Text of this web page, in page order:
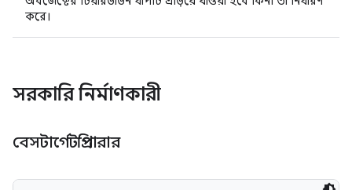
করে।
সরকারি নির্মাণকারী
বেসটার্গেটপ্রিপারার